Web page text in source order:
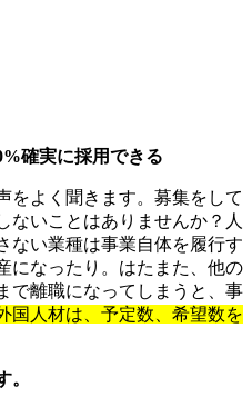
確実に採用できる
をよく聞きます。募集をして
ないことはありませんか？人
ない業種は事業自体を履行す
になったり。はたまた、他の
で離職になってしまうと、事
国人材は、予定数、希望数を
。